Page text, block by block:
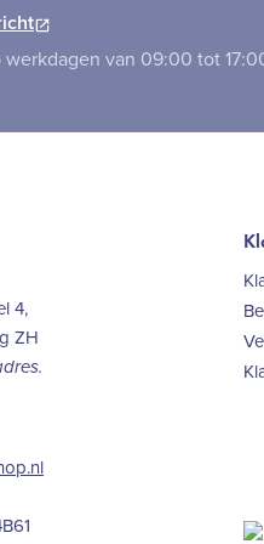
werkdagen van 09:00 tot
4,
ZH